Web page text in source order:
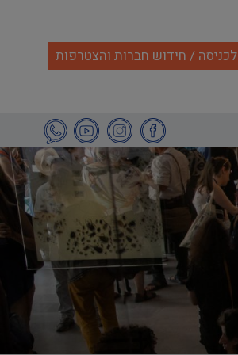
לכניסה / חידוש חברות והצטרפות